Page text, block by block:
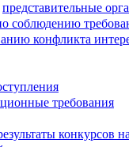
представительные
соблюдению
конфликта
требования
конкурсов